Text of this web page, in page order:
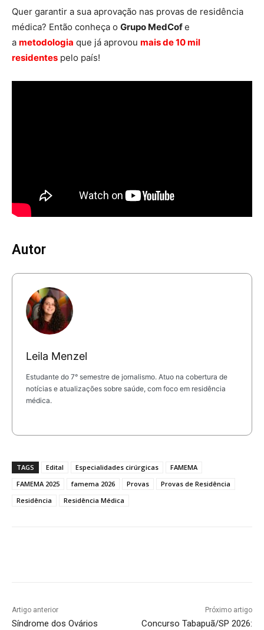
Quer garantir a sua aprovação nas provas de residência
médica? Então conheça o Grupo MedCofe
a metodologia que já aprovou mais de 10 mil
residentes pelo país!
Autor
Leila Menzel
Estudante do 7° semestre de jornalismo. Atuo na cobertura de
notícias e atualizações sobre saúde, com foco em residência
médica.
TAGS Edital Especialidades cirúrgicas
FAMEMA
FAMEMA 2025
famema 2026 Provas
Provas de Residência
Residência
Residência Médica
Artigo anterior
Síndrome dos Ovários
Próximo artigo
Concurso Tabapuã/SP 2026: